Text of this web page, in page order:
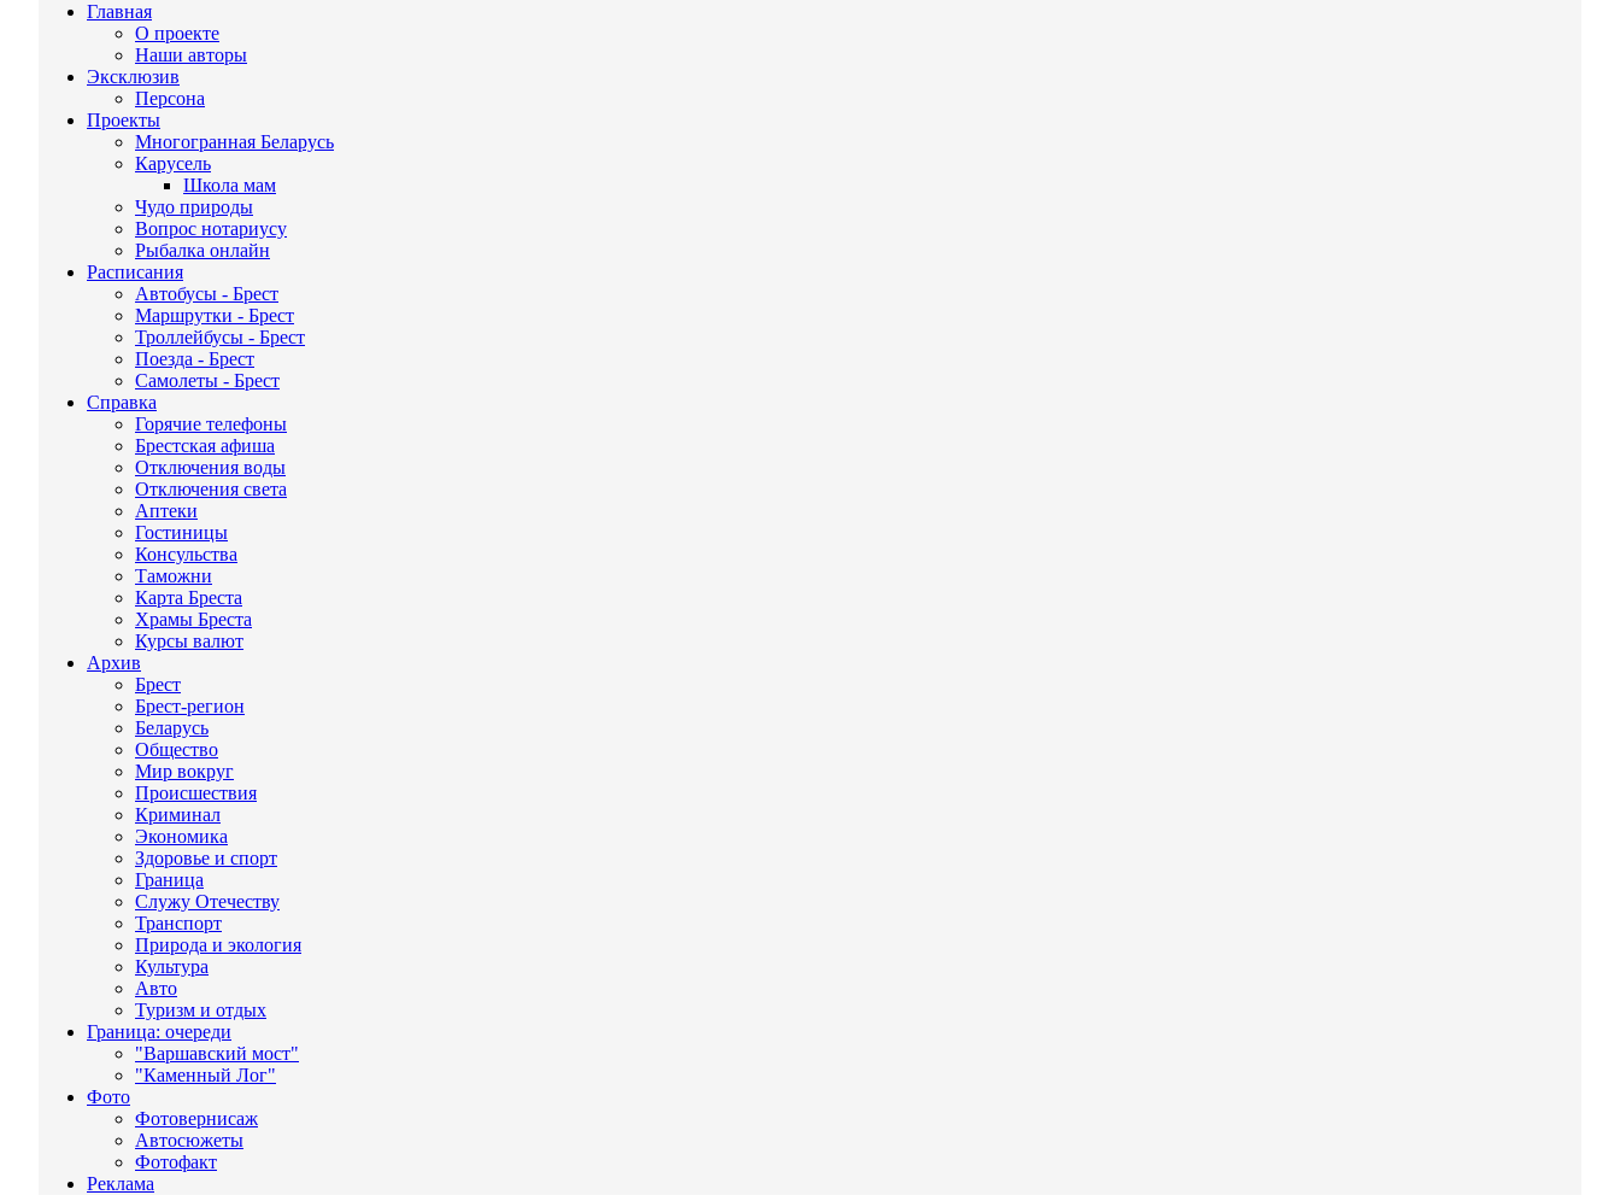
Главная
О проекте
Наши авторы
Эксклюзив
Персона
Проекты
Многогранная Беларусь
Карусель
Школа мам
Чудо природы
Вопрос нотариусу
Рыбалка онлайн
Расписания
Автобусы - Брест
Маршрутки - Брест
Троллейбусы - Брест
Поезда - Брест
Самолеты - Брест
Справка
Горячие телефоны
Брестская афиша
Отключения воды
Отключения света
Аптеки
Гостиницы
Консульства
Таможни
Карта Бреста
Храмы Бреста
Курсы валют
Архив
Брест
Брест-регион
Беларусь
Общество
Мир вокруг
Происшествия
Криминал
Экономика
Здоровье и спорт
Граница
Служу Отечеству
Транспорт
Природа и экология
Культура
Авто
Туризм и отдых
Граница: очереди
"Варшавский мост"
"Каменный Лог"
Фото
Фотовернисаж
Автосюжеты
Фотофакт
Реклама